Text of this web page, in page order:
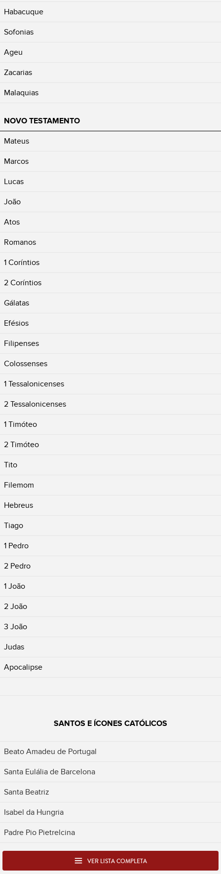
Habacuque
Sofonias
Ageu
Zacarias
Malaquias
NOVO TESTAMENTO
Mateus
Marcos
Lucas
João
Atos
Romanos
1 Coríntios
2 Coríntios
Gálatas
Efésios
Filipenses
Colossenses
1 Tessalonicenses
2 Tessalonicenses
1 Timóteo
2 Timóteo
Tito
Filemom
Hebreus
Tiago
1 Pedro
2 Pedro
1 João
2 João
3 João
Judas
Apocalipse
SANTOS E ÍCONES CATÓLICOS
Beato Amadeu de Portugal
Santa Eulália de Barcelona
Santa Beatriz
Isabel da Hungria
Padre Pio Pietrelcina
VER LISTA COMPLETA